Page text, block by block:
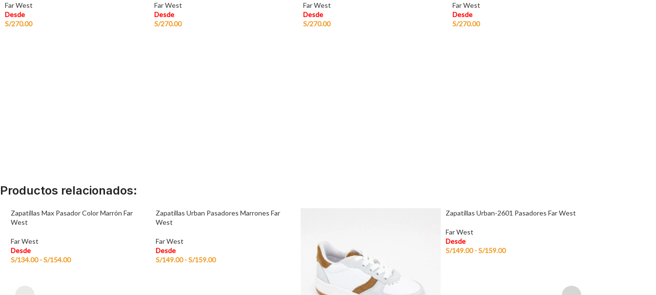
Far West
Desde
S/270.00
Far West
Desde
S/270.00
Far West
Desde
S/270.00
Far West
Desde
S/270.00
Productos relacionados:
Zapatillas Max Pasador Color Marrón Far
West
Far West
Desde
S/134.00 -S/154.00
Zapatillas Urban Pasadores Marrones Far
West
Far West
Desde
S/149.00 -S/159.00
Zapatillas Urban-2601 Pasadores Far West
Far West
Desde
S/149.00 -S/159.00